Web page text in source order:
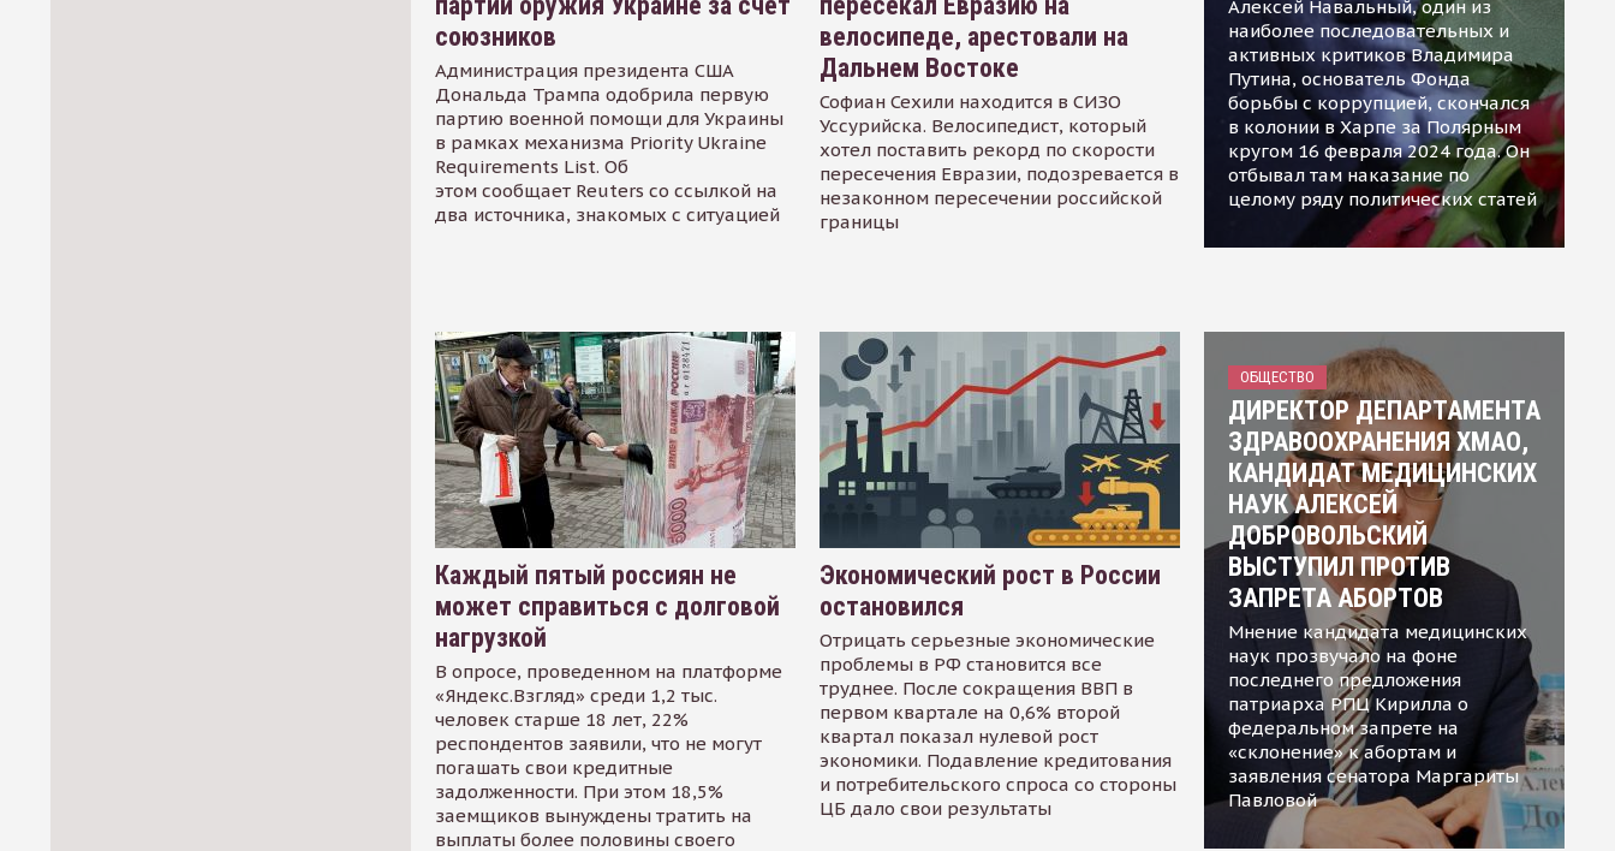
союзников
Администрация президента США
Дональда Трампа одобрила первую
партию военной помощи для Украины
в рамках механизма Priority Ukraine
Requirements List. Об
этом сообщает Reuters со ссылкой на
два источника, знакомых с ситуацией
велосипеде, арестовали на
Дальнем Востоке
Софиан Сехили находится в СИЗО
Уссурийска. Велосипедист, который
хотел поставить рекорд по скорости
пересечения Евразии, подозревается в
незаконном пересечении российской
границы
Алексей Навальный, один из
наиболее последовательных и
активных критиков Владимира
Путина, основатель Фонда
борьбы с коррупцией, скончался
в колонии в Харпе за Полярным
кругом 16 февраля 2024 года. Он
отбывал там наказание по
целому ряду политических статей
Каждый пятый россиян не
может справиться с долговой
нагрузкой
В опросе, проведенном на платформе
«Яндекс.Взгляд» среди 1,2 тыс.
человек старше 18 лет, 22%
респондентов заявили, что не могут
погашать свои кредитные
задолженности. При этом 18,5%
заемщиков вынуждены тратить на
выплаты более половины своего
Экономический рост в России
остановился
Отрицать серьезные экономические
проблемы в РФ становится все
труднее. После сокращения ВВП в
первом квартале на 0,6% второй
квартал показал нулевой рост
экономики. Подавление кредитования
и потребительского спроса со стороны
ЦБ дало свои результаты
ОБЩЕСТВО
ДИРЕКТОР ДЕПАРТАМЕНТА
ЗДРАВООХРАНЕНИЯ ХМАО,
КАНДИДАТ МЕДИЦИНСКИХ
НАУК АЛЕКСЕЙ
ДОБРОВОЛЬСКИЙ
ВЫСТУПИЛ ПРОТИВ
ЗАПРЕТА АБОРТОВ
Мнение кандидата медицинских
наук прозвучало на фоне
последнего предложения
патриарха РПЦ Кирилла о
федеральном запрете на
«склонение» к абортам и
заявления сенатора Маргариты
Павловой